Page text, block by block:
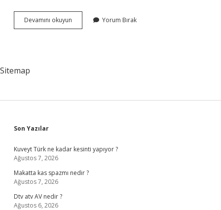
Devamını okuyun
Ne
Yorum Bırak
Sitemap
Sidebar
Son Yazılar
Kuveyt Türk ne kadar kesinti yapıyor ?
Ağustos 7, 2026
Makatta kas spazmı nedir ?
Ağustos 7, 2026
Dtv atv AV nedir ?
Ağustos 6, 2026